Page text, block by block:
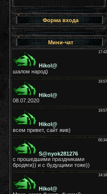
Форма входа
Мини-чат